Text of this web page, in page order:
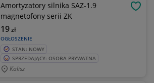
Amortyzatory silnika SAZ-1.9
magnetofony serii ZK
OGŁOSZENIE
19zł
STAN: NOWY
SPRZEDAJĄCY: OSOBA PRYWATNA
Kalisz